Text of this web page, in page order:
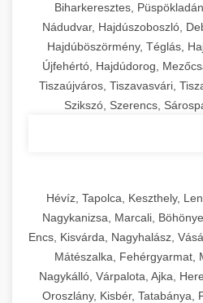
Biharkeresztes,
Nádudvar, Hajdúszoboszló,
Hajdúböszörmény, Téglás,
Újfehértó, Hajdúdorog,
Tiszaújváros, Tiszavasvári,
Szikszó, Szerencs,
Hévíz, Tapolca, Keszthely,
Nagykanizsa, Marcali,
Encs, Kisvárda, Nagyhalász,
Mátészalka, Fehérgyarmat,
Nagykálló, Várpalota, Ajka,
Oroszlány, Kisbér, Tatabánya,